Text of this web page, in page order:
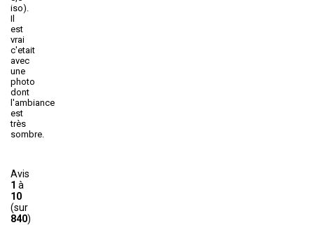
iso).
Il
est
vrai
c'etait
avec
une
photo
dont
l'ambiance
est
très
sombre.
Avis
1 à
10
(sur
840)